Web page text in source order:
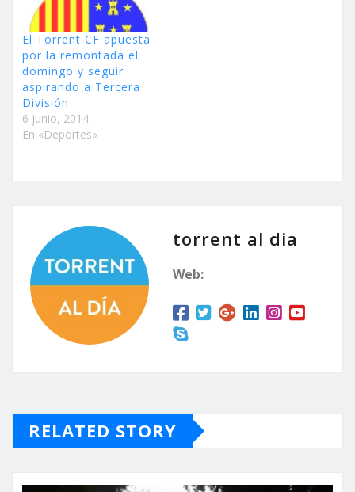
El Torrent CF apuesta
por la remontada el
domingo y seguir
aspirando a Tercera
División
6 junio, 2014
En «Deportes»
torrent al dia
Web:
RELATED STORY